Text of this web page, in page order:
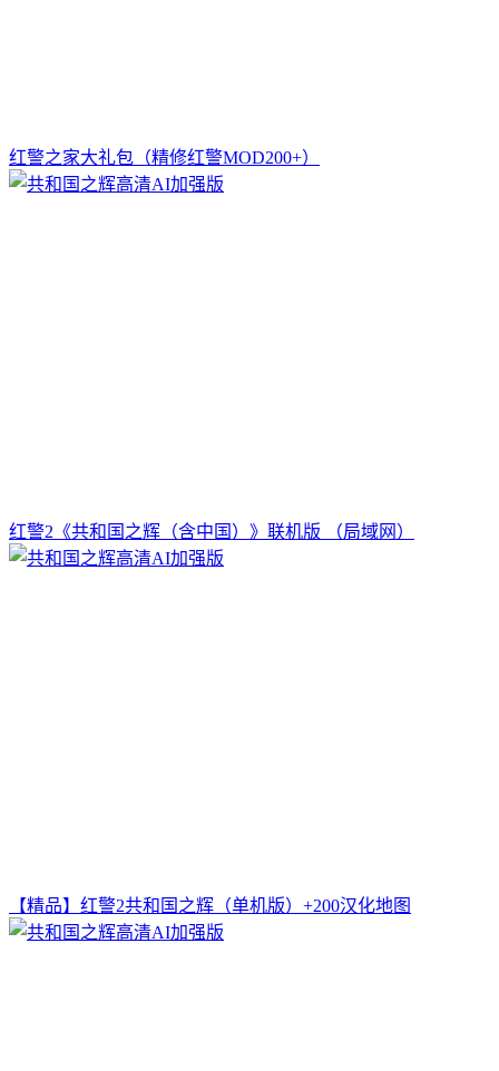
红警之家大礼包（精修红警MOD200+）
红警2《共和国之辉（含中国）》联机版 （局域网）
【精品】红警2共和国之辉（单机版）+200汉化地图